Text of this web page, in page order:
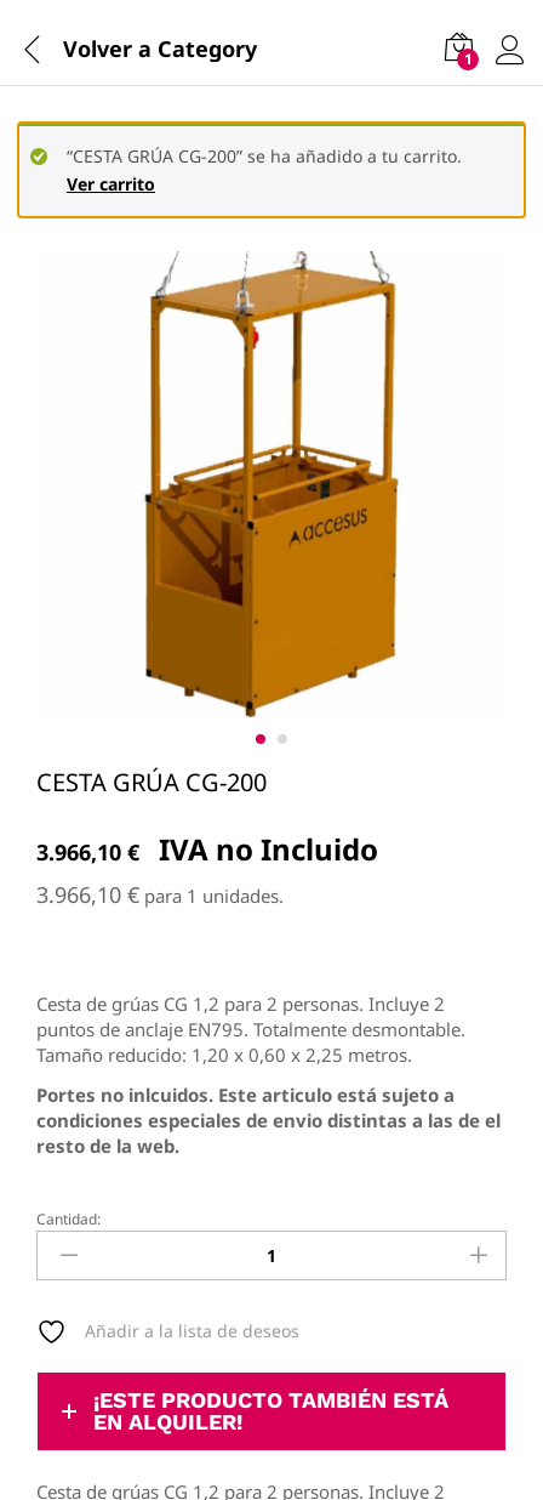
Volver a Category 1
“CESTA GRÚA CG-200” se ha añadido a tu carrito.
Ver carrito
CESTA GRÚA CG-200
3.966,10 € IVA no Incluido
3.966,10 € para 1 unidades.
Cesta de grúas CG 1,2 para 2 personas. Incluye 2
puntos de anclaje EN795. Totalmente desmontable.
Tamaño reducido: 1,20 x 0,60 x 2,25 metros.
Portes no inlcuidos. Este articulo está sujeto a
condiciones especiales de envio distintas a las de el
resto de la web.
CESTA
GRÚA
CG-
quantity
Cantidad:
Añadir a la lista de deseos
¡ESTE PRODUCTO TAMBIÉN ESTÁ
EN ALQUILER!
Cesta de grúas CG 1,2 para 2 personas. Incluye 2